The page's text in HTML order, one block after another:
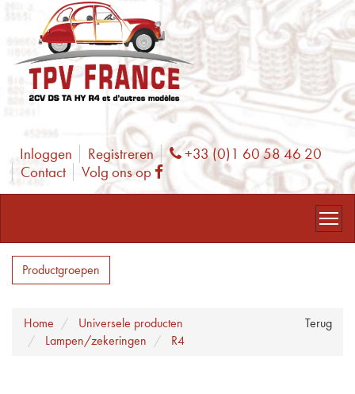
Inloggen Registreren Phone
+33 (0)1 60 58 46 20
Contact
Volg ons op Facebook
Productgroepen
Terug
Home
Universele producten
Lampen/zekeringen
R4